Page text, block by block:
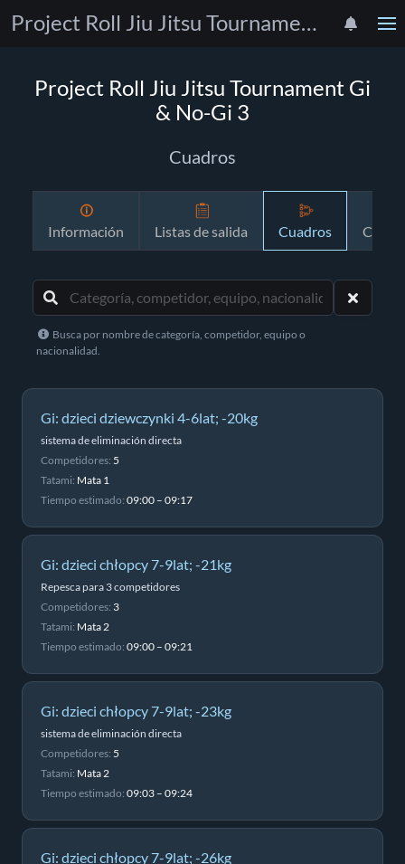
Project Roll Jiu Jitsu Tournament Gi & No-Gi 3
Project Roll Jiu Jitsu Tournament Gi
& No-Gi 3
Cuadros
Información Listas de salida Cuadros
Busca por nombre de categoría, competidor, equipo o
nacionalidad.
Gi: dzieci dziewczynki 4-6lat; -20kg
sistema de eliminación directa
Competidores: 5
Tatami: Mata 1
Tiempo estimado: 09:00 – 09:17
Gi: dzieci chłopcy 7-9lat; -21kg
Repesca para 3 competidores
Competidores: 3
Tatami: Mata 2
Tiempo estimado: 09:00 – 09:21
Gi: dzieci chłopcy 7-9lat; -23kg
sistema de eliminación directa
Competidores: 5
Tatami: Mata 2
Tiempo estimado: 09:03 – 09:24
Gi: dzieci chłopcy 7-9lat; -26kg